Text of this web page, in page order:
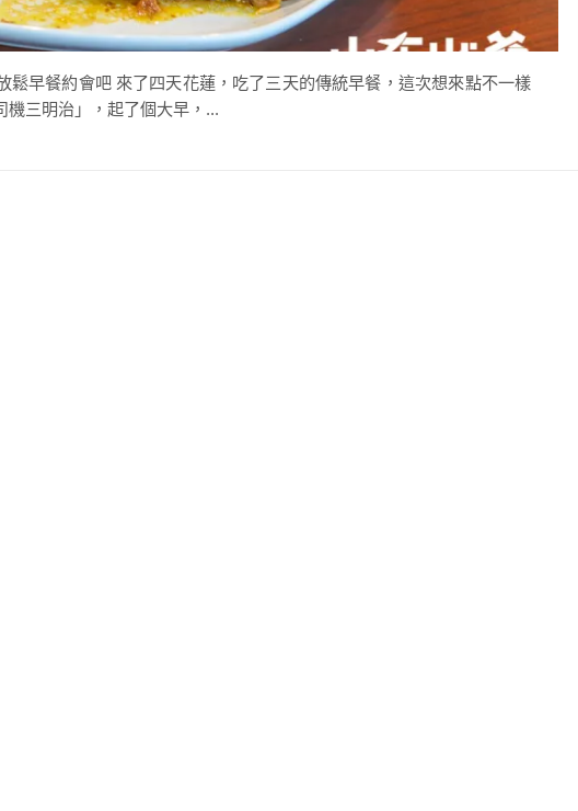
鬆早餐約會吧 來了四天花蓮，吃了三天的傳統早餐，這次想來點不一樣
機三明治」，起了個大早，...